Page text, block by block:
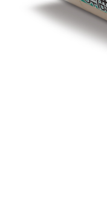
【注意事項】
１．透過由恩沛科技股份有
易，需依本服務之必要範圍
權轉讓予恩沛科技股份有限
２．關於個人資料處理事宜
每筆NT$120，滿